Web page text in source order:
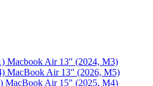
Macbook Air 13" (2024, M3)
MacBook Air 13″ (2026, M5)
MacBook Air 15" (2025, M4)